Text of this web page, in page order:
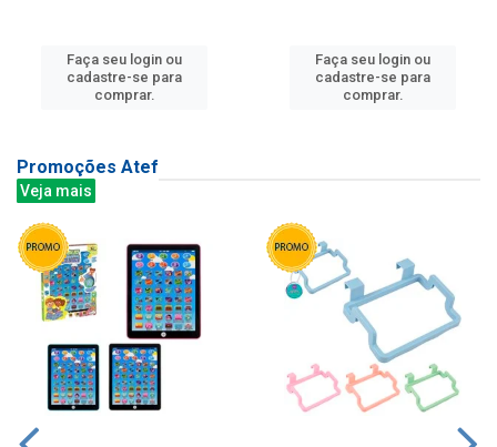
Faça seu login ou
cadastre-se para
comprar.
Faça seu login ou
cadastre-se para
comprar.
Promoções Atef
Veja mais